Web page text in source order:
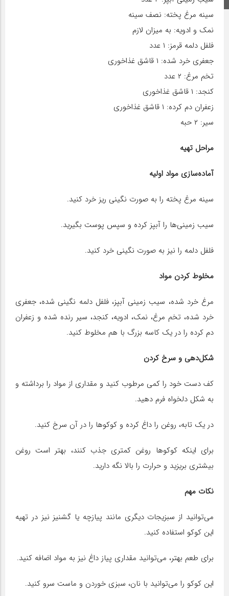
سینه مرغ پخته: نصف سینه
نمک و ادویه: به میزان لازم
فلفل دلمه قرمز: ۱ عدد
جعفری خرد شده: ۱ قاشق غذاخوری
تخم مرغ: ۲ عدد
کنجد: ۱ قاشق غذاخوری
زعفران دم کرده: ۱ قاشق غذاخوری
سیر: ۲ حبه
مراحل تهیه
آماده‌سازی مواد اولیه
سینه مرغ پخته را به صورت نگینی ریز خرد کنید.
سیب زمینی‌ها را آبپز کرده و سپس پوست بگیرید.
فلفل دلمه را نیز به صورت نگینی خرد کنید.
مخلوط کردن مواد
مرغ خرد شده، سیب زمینی آبپز، فلفل دلمه نگینی شده، جعفری
خرد شده، تخم مرغ، نمک، ادویه، کنجد، سیر رنده شده و زعفران
دم کرده را در یک کاسه بزرگ با هم مخلوط کنید.
شکل‌دهی و سرخ کردن
کف دست خود را کمی مرطوب کنید و مقداری از مواد را برداشته و
به شکل دلخواه فرم دهید.
در یک تابه، روغن را داغ کرده و کوکوها را در آن سرخ کنید.
برای اینکه کوکوها روغن کمتری جذب کنند، بهتر است روغن
بیشتری بریزید و حرارت را بالا نگه دارید.
نکات مهم
می‌توانید از سبزیجات دیگری مانند پیازچه یا گشنیز نیز در تهیه
این کوکو استفاده کنید.
برای طعم بهتر، می‌توانید مقداری پیاز داغ نیز به مواد اضافه کنید.
این کوکو را می‌توانید با نان، سبزی خوردن و ماست سرو کنید.